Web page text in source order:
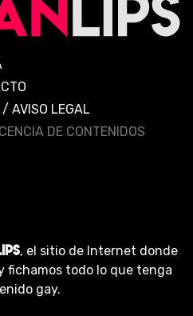
/ AVISO LEGAL
DE CONTENIDOS
, el sitio de Internet donde
fichamos todo lo que tenga
gay.